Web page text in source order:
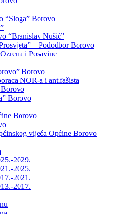
“Sloga” Borovo
“Branislav Nušić”
– Pododbor Borovo
i Posavine
Borovo
NOR-a i antifašista
Borovo
Borovo
Borovo
vijeća Općine Borovo
2029.
2025.
2021.
2017.